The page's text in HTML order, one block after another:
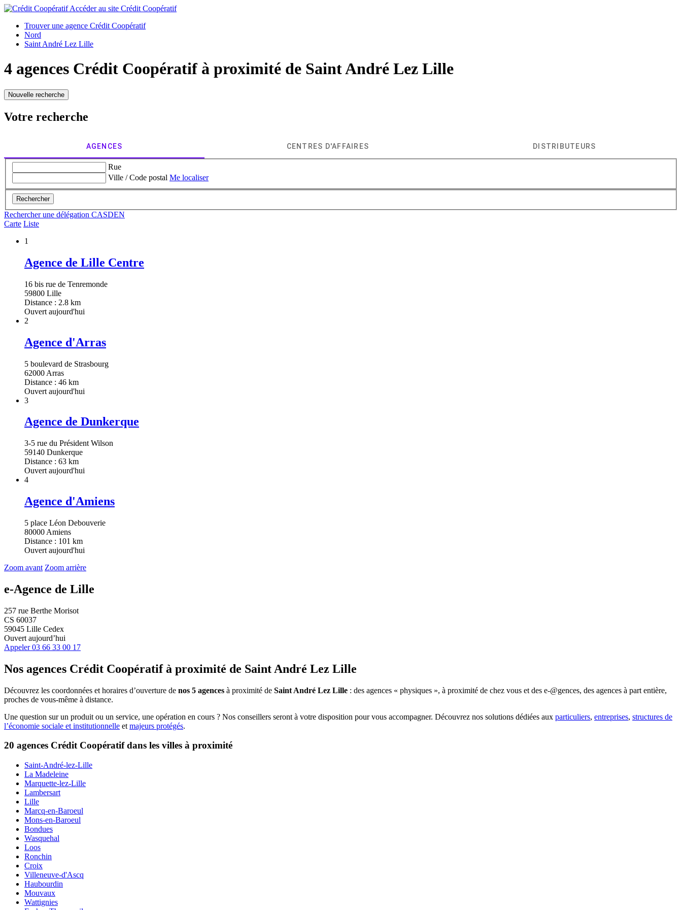
Accéder au site Crédit Coopératif
Trouver une agence Crédit Coopératif
Nord
Saint André Lez Lille
4 agences Crédit Coopératif à proximité de Saint André Lez Lille
Nouvelle recherche
Votre recherche
AGENCES CENTRES D'AFFAIRES DISTRIBUTEURS
Rue
Ville / Code postal Me localiser
Rechercher
Rechercher une délégation CASDEN
Carte Liste
1
Agence de Lille Centre
16 bis rue de Tenremonde
59800 Lille
Distance : 2.8 km
Ouvert aujourd'hui
2
Agence d'Arras
5 boulevard de Strasbourg
62000 Arras
Distance : 46 km
Ouvert aujourd'hui
3
Agence de Dunkerque
3-5 rue du Président Wilson
59140 Dunkerque
Distance : 63 km
Ouvert aujourd'hui
4
Agence d'Amiens
5 place Léon Debouverie
80000 Amiens
Distance : 101 km
Ouvert aujourd'hui
Zoom avant Zoom arrière
e-Agence de Lille
257 rue Berthe Morisot
CS 60037
59045 Lille Cedex
Ouvert aujourd’hui
Appeler 03 66 33 00 17
Nos agences Crédit Coopératifà proximité de Saint André Lez Lille
Découvrez les coordonnées et horaires d’ouverture de nos 5 agences à proximité de Saint André Lez Lille : des agences « physiques », à proximité de chez vous et des e-@gences, des agences à part entière,
proches de vous-même à distance.
Une question sur un produit ou un service, une opération en cours ? Nos conseillers seront à votre disposition pour vous accompagner. Découvrez nos solutions dédiées aux particuliers, entreprises, structures de
l’économie sociale et institutionnelle et majeurs protégés.
20 agences Crédit Coopératif dans les villes à proximité
Saint-André-lez-Lille
La Madeleine
Marquette-lez-Lille
Lambersart
Lille
Marcq-en-Baroeul
Mons-en-Baroeul
Bondues
Wasquehal
Loos
Ronchin
Croix
Villeneuve-d'Ascq
Haubourdin
Mouvaux
Wattignies